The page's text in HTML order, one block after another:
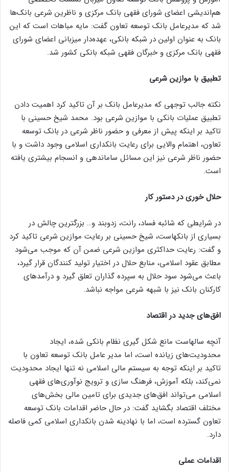
هم‌اندیشی اعضای شورای فقهی بانک مرکزی و ناظرین شرعی بانک‌ها
شد که مدیرعامل بانک توسعه تعاون گفت: مایه مباهات است که این
بانک به عنوان اولین در شبکه بانکی، عهده‌دار میزبانی اعضای شورای
فقهی بانک مرکزی و خبرگان فقهی شبکه بانکی کشور شد.
تطبیق با موازین شرعی
نکته جالب توجهی که مدیرعامل بانک بر آن تاکید کرد اهمیت دادن
تطبیق عملیات بانکی با موازین شرعی بود. محمد شیخ حسینی با
تاکید بر اینکه پیش از معرفی و حضور ناظر شرعی در بانک توسعه
تعاون، اهتمام والایی برای رعایت بانکداری اسلامی وجود داشت و با
حضور ناظر شرعی نیز این مسائل ساماندهی و انسجام بیشتری یافته
است.
حلال خوری در دستور کار
در شرایطی که شائبه فساد، رانت، زدوبند و… بزرگترین چالش در
بسیاری از بانکهاست، شیخ حسینی بر رعایت موازین شرعی تاکید کرد
و گفت: رعایت حداکثری موازین شرعی ضمن آن که موجب می‌شود
مطابق عقود اسلامی، منابع حلال در اختیار تولید کنندگان قرار گیرد،
باعث می‌شود سود حلال به سپرده گذاران تعلق گیرد و درآمد‌های
کارکنان بانک نیز با شبهه شرعی مواجه نباشد.
افق‌های جدید در اقتصاد
آنچه سالهاست مانع شکل گیری نظام بانکی شده، ایجاد
محدودیت‌های زیانده است، اما مدیر عامل بانک توسعه تعاون با
تاکید بر اینکه توجه به سیستم مالی اسلامی نه تنها ایجاد محدودیت
نمی‌کند، بلکه آموزش، فرهنگ سازی و ترویج نوآوری‌های فقهی
اسلامی می‌تواند افق‌های جدیدی برای تامین مالی بخش‌های
مختلف اقتصاد بگشاید گفت: در حال حاضر اقدامات بانک توسعه
تعاون گسترده است، اما با نهادینه شدن بانکداری اسلامی کمی فاصله
دارد.
اقدامات عملی